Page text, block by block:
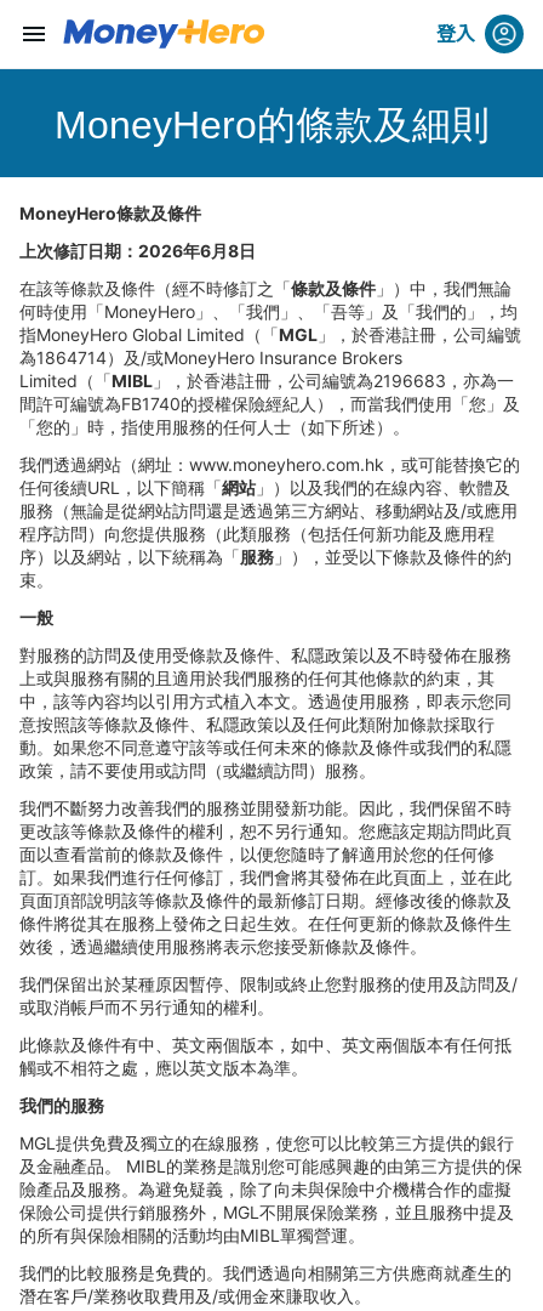
menu 登入
MoneyHero的條款及細則
MoneyHero條款及條件
上次修訂日期： 2026年6月8日
在該等條款及條件（經不時修訂之「條款及條件 」）中，我們無論
何時使用「MoneyHero 」、「我們」、「吾等」及「我們的」，均
指MoneyHero Global Limited （「MGL 」，於香港註冊，公司編號
為1864714）及/或MoneyHero Insurance Brokers
Limited （「MIBL 」，於香港註冊，公司編號為2196683 ，亦為一
間許可編號為FB1740的授權保險經紀人），而當我們使用「您」及
「您的」時，指使用服務的任何人士（如下所述）。
我們透過網站（網址： www.moneyhero.com.hk ，或可能替換它的
任何後續URL ，以下簡稱「網站 」）以及我們的在線內容、軟體及
服務（無論是從網站訪問還是透過第三方網站、移動網站及/或應用
程序訪問）向您提供服務（此類服務（包括任何新功能及應用程
序）以及網站，以下統稱為「服務 」），並受以下條款及條件的約
束。
一般
對服務的訪問及使用受條款及條件、私隱政策以及不時發佈在服務
上或與服務有關的且適用於我們服務的任何其他條款的約束，其
中，該等內容均以引用方式植入本文。透過使用服務，即表示您同
意按照該等條款及條件、私隱政策以及任何此類附加條款採取行
動。如果您不同意遵守該等或任何未來的條款及條件或我們的私隱
政策，請不要使用或訪問（或繼續訪問）服務。
我們不斷努力改善我們的服務並開發新功能。因此，我們保留不時
更改該等條款及條件的權利，恕不另行通知。您應該定期訪問此頁
面以查看當前的條款及條件，以便您隨時了解適用於您的任何修
訂。如果我們進行任何修訂，我們會將其發佈在此頁面上，並在此
頁面頂部說明該等條款及條件的最新修訂日期。經修改後的條款及
條件將從其在服務上發佈之日起生效。在任何更新的條款及條件生
效後，透過繼續使用服務將表示您接受新條款及條件。
我們保留出於某種原因暫停、限制或終止您對服務的使用及訪問及/
或取消帳戶而不另行通知的權利。
此條款及條件有中、英文兩個版本，如中、英文兩個版本有任何抵
觸或不相符之處，應以英文版本為準。
我們的服務
MGL 提供免費及獨立的在線服務，使您可以比較第三方提供的銀行
及金融產品。 MIBL 的業務是識別您可能感興趣的由第三方提供的保
險產品及服務。為避免疑義，除了向未與保險中介機構合作的虛擬
保險公司提供行銷服務外， MGL 不開展保險業務，並且服務中提及
的所有與保險相關的活動均由MIBL 單獨營運。
我們的比較服務是免費的。我們透過向相關第三方供應商就產生的
潛在客戶/業務收取費用及/或佣金來賺取收入。